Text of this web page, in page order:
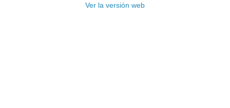
Ver la versión web